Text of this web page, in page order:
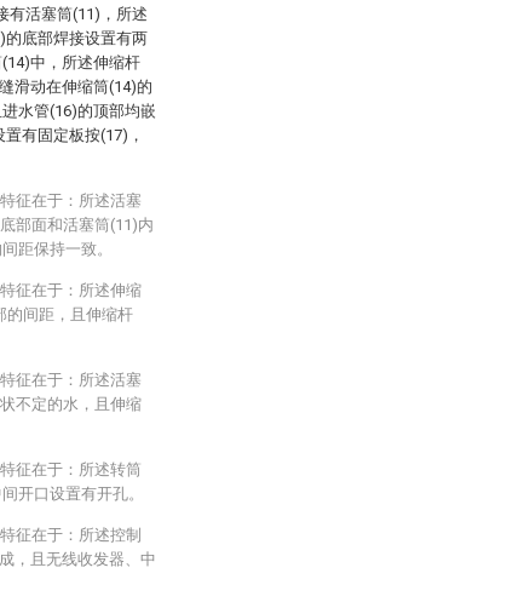
有活塞筒(11)，所述
的底部焊接设置有两
中，所述伸缩杆
滑动在伸缩筒(14)的
水管(16)的顶部均嵌
有固定板按(17)，
征在于：所述活塞
部面和活塞筒(11)内
距保持一致。
征在于：所述伸缩
的间距，且伸缩杆
征在于：所述活塞
不定的水，且伸缩
征在于：所述转筒
开口设置有开孔。
征在于：所述控制
，且无线收发器、中